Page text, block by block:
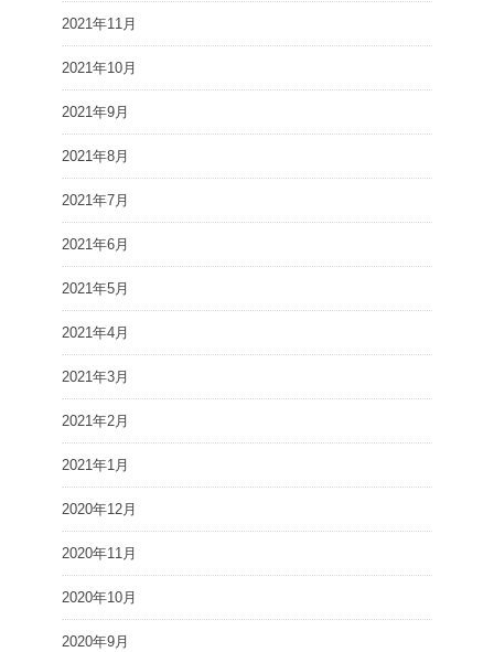
2021年11月
2021年10月
2021年9月
2021年8月
2021年7月
2021年6月
2021年5月
2021年4月
2021年3月
2021年2月
2021年1月
2020年12月
2020年11月
2020年10月
2020年9月